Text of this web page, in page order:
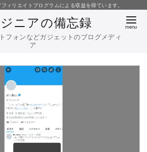
ィリエイトプログラムによる収益を得ています。
ニアの備忘録
フォンなどガジェットのブログメディ
ア